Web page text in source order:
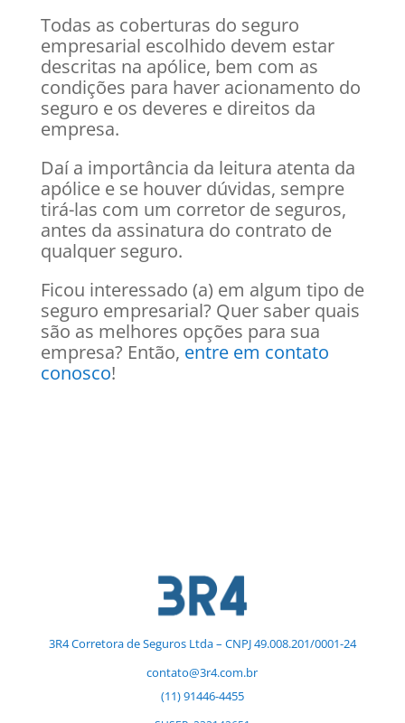
Todas as coberturas do seguro
empresarial escolhido devem estar
descritas na apólice, bem com as
condições para haver acionamento do
seguro e os deveres e direitos da
empresa.
Daí a importância da leitura atenta da
apólice e se houver dúvidas, sempre
tirá-las com um corretor de seguros,
antes da assinatura do contrato de
qualquer seguro.
Ficou interessado (a) em algum tipo de
seguro empresarial? Quer saber quais
são as melhores opções para sua
empresa? Então, entre em contato
conosco!
3R4 Corretora de Seguros Ltda – CNPJ 49.008.201/0001-24
contato@3r4.com.br
(11) 91446-4455